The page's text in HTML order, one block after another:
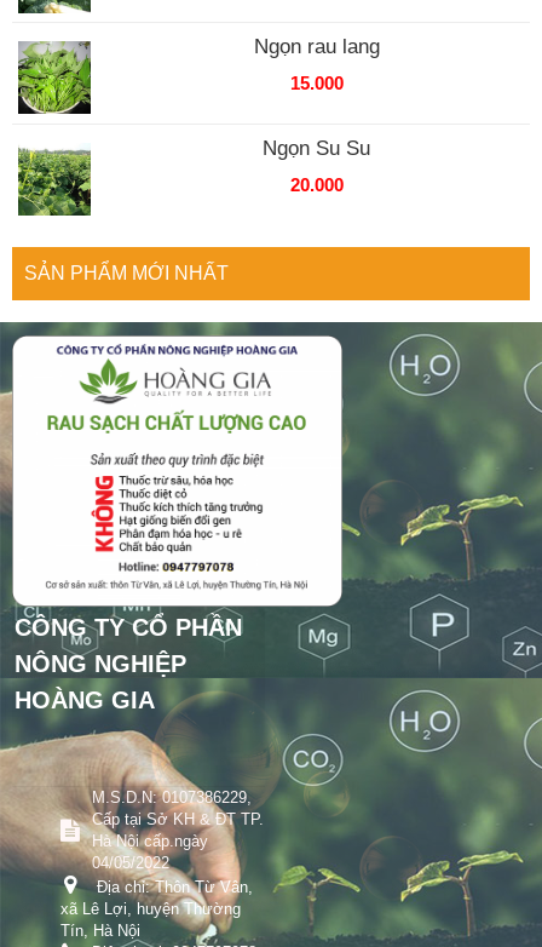
Ngọn rau lang
15.000
Ngọn Su Su
20.000
SẢN PHẨM MỚI NHẤT
CÔNG TY CỔ PHẦN
NÔNG NGHIỆP
HOÀNG GIA
M.S.D.N: 0107386229,
Cấp tại Sở KH & ĐT TP.
Hà Nội cấp.ngày
04/05/2022
Địa chỉ:Thôn Từ Vân,
xã Lê Lợi, huyện Thường
Tín, Hà Nội